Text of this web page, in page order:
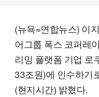
(뉴욕=연합뉴스) 이
어그룹 폭스 코퍼레
리밍 플랫폼 기업 로
33조원)에 인수하기
(현지시간) 밝혔다.